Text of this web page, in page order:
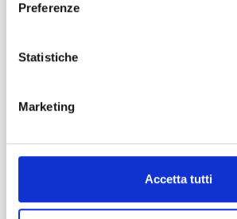
Preferenze
Statistiche
Marketing
Accetta tutti